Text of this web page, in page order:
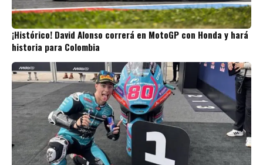
¡Histórico! David Alonso correrá en MotoGP con Honda y hará
historia para Colombia